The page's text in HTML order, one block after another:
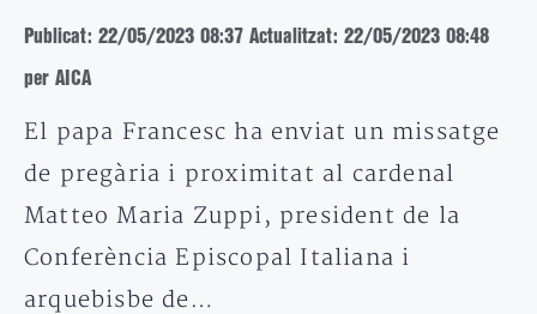
Publicat: 22/05/2023 08:37 Actualitzat: 22/05/2023 08:48
per AICA
El papa Francesc ha enviat un missatge
de pregària i proximitat al cardenal
Matteo Maria Zuppi, president de la
Conferència Episcopal Italiana i
arquebisbe de…